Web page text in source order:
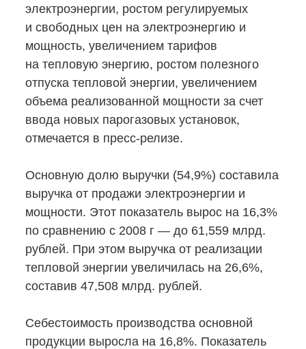
электроэнергии, ростом регулируемых
и свободных цен на электроэнергию и
мощность, увеличением тарифов
на тепловую энергию, ростом полезного
отпуска тепловой энергии, увеличением
объема реализованной мощности за счет
ввода новых парогазовых установок,
отмечается в пресс-релизе.
Основную долю выручки (54,9%) составила
выручка от продажи электроэнергии и
мощности. Этот показатель вырос на 16,3%
по сравнению с 2008 г — до 61,559 млрд.
рублей. При этом выручка от реализации
тепловой энергии увеличилась на 26,6%,
составив 47,508 млрд. рублей.
Себестоимость производства основной
продукции выросла на 16,8%. Показатель